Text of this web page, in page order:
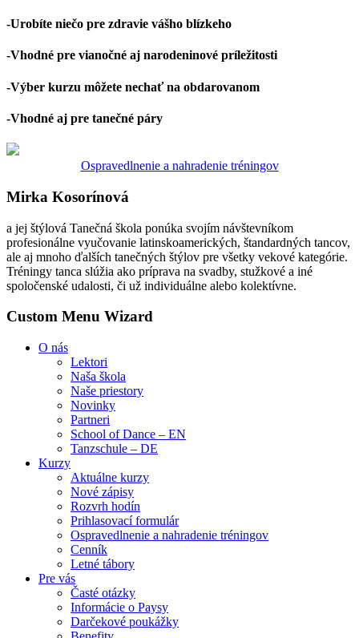
-Urobíte niečo pre zdravie vášho blízkeho
-Vhodné pre vianočné aj narodeninové príležitosti
-Výber kurzu môžete nechať na obdarovanom
-Vhodné aj pre tanečné páry
Ospravedlnenie a nahradenie tréningov
Mirka Kosorínová
a jej štýlová Tanečná škola ponúka svojím návštevníkom
profesionálne vyučovanie latinskoamerických, štandardných tancov,
ale aj mnoho ďalších tanečných štýlov pre všetky vekové kategórie.
Tréningy tanca slúžia ako príprava na svadby, stužkové a iné
spoločenské udalosti, či už individuálne alebo kolektívne.
Custom Menu Wizard
O nás
Lektori
Naša škola
Naše priestory
Novinky
Partneri
School of Dance – EN
Tanzschule – DE
Kurzy
Aktuálne kurzy
Nové zápisy
Rozvrh hodín
Prihlasovací formulár
Ospravedlnenie a nahradenie tréningov
Cenník
Letné tábory
Pre vás
Časté otázky
Informácie o Paysy
Darčekové poukážky